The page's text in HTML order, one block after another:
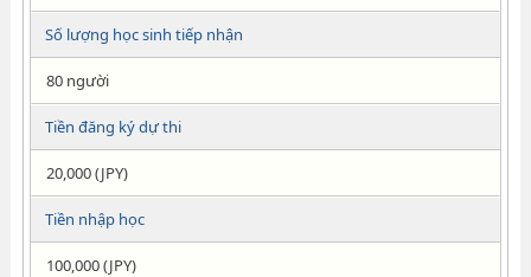
Số lượng học sinh tiếp nhận
80 người
Tiền đăng ký dự thi
20,000 (JPY)
Tiền nhập học
100,000 (JPY)